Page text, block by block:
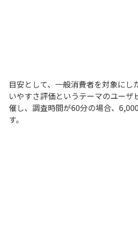
目安として、一般消費者を対象にし
いやすさ評価というテーマのユーザ
催し、調査時間が60分の場合、
す。